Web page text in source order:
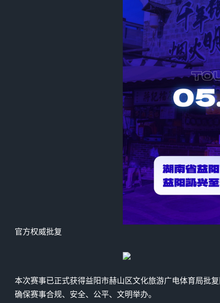
官方权威批复
本次赛事已正式获得益阳市赫山区文化旅游广电体育局批
确保赛事合规、安全、公平、文明举办。